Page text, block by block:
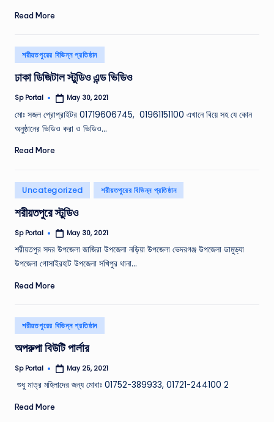
Read More
Posted
in
শরীয়তপুরের বিভিন্ন প্রতিষ্ঠান
ঢাকা ডিজিটাল স্টুডিও এন্ড ভিডিও
Posted
Sp Portal May 30, 2021
মোঃ সজল প্রোপ্রাইটর 01719606745, 01961151100 এখানে বিয়ে সহ যে কোন
অনুষ্ঠানের ভিডিও করা ও ভিডিও…
Read More
Posted
in
Uncategorized শরীয়তপুরের বিভিন্ন প্রতিষ্ঠান
শরীয়তপুরে স্টুডিও
Posted
by
Sp Portal May 30, 2021
শরীয়তপুর সদর ‍উপজেলা জাজিরা উপজেলা নড়িয়া উপজেলা ভেদরগঞ্জ উপজেলা ডামুড্যা
উপজেলা গোসাইরহাট উপজেলা সখিপুর থানা…
Read More
Posted
in
শরীয়তপুরের বিভিন্ন প্রতিষ্ঠান
অপরুপা বিউটি পার্লার
Posted
Sp Portal May 25, 2021
শুধু মাত্র মহিলাদের জন্য মােবাঃ 01752-389933, 01721-244100 2
Read More